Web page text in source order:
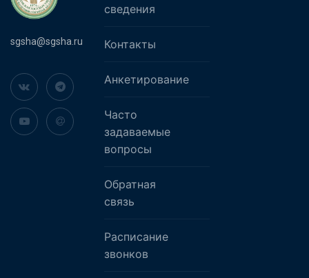
sgsha@sgsha.ru
сведения
Контакты
Анкетирование
Часто
задаваемые
вопросы
Обратная
связь
Расписание
звонков